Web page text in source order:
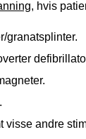
, hvis
granatsplinter.
visse andre